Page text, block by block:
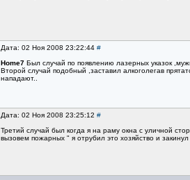
Дата: 02 Ноя 2008 23:22:44 #
Home7 Был случай по появлению лазерных указок
Второй случай подобный ,заставил алкоголегав
нападают..
Дата: 02 Ноя 2008 23:25:12 #
Третий случай был когда я на раму окна с уличной
вызовем пожарных " я отрубил это хозяйство и